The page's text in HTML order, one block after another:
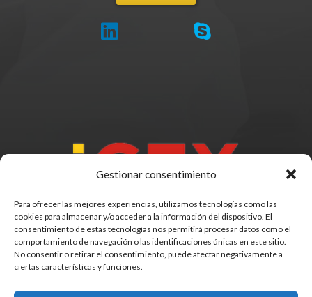
Gestionar consentimiento
Para ofrecer las mejores experiencias, utilizamos tecnologías como las
cookies para almacenar y/o acceder a la información del dispositivo. El
consentimiento de estas tecnologías nos permitirá procesar datos como el
comportamiento de navegación o las identificaciones únicas en este sitio.
No consentir o retirar el consentimiento, puede afectar negativamente a
ciertas características y funciones.